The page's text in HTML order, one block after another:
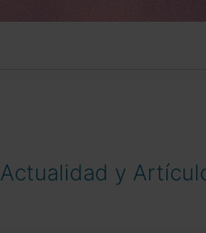
Actualidad y